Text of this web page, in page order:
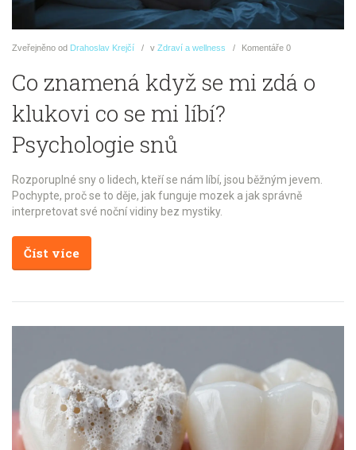
Zveřejněno od Drahoslav Krejčí v Zdraví a wellness Komentáře 0
Co znamená když se mi zdá o
klukovi co se mi líbí?
Psychologie snů
Rozporuplné sny o lidech, kteří se nám líbí, jsou běžným jevem.
Pochypte, proč se to děje, jak funguje mozek a jak správně
interpretovat své noční vidiny bez mystiky.
Číst více